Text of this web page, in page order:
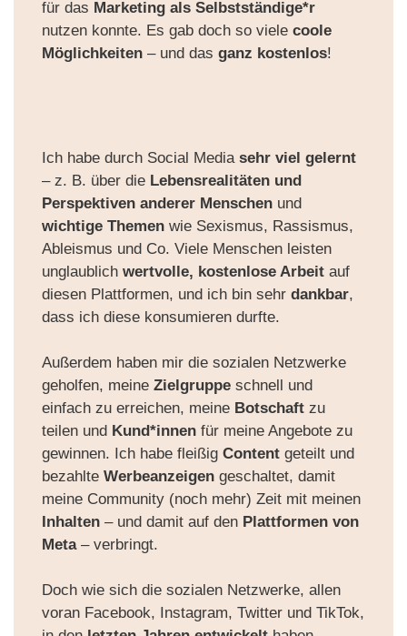
für das Marketing als Selbstständige*r
nutzen konnte. Es gab doch so vielecoole
Möglichkeiten – und dasganz kostenlos!
Ich habe durch Social Mediasehr viel gelernt
– z. B. über die Lebensrealitäten und
Perspektiven anderer Menschen und
wichtige Themen wie Sexismus, Rassismus,
Ableismus und Co. Viele Menschen leisten
unglaublichwertvolle, kostenlose Arbeit auf
diesen Plattformen, und ich bin sehrdankbar,
dass ich diese konsumieren durfte.
Außerdem haben mir diesozialen Netzwerke
geholfen, meineZielgruppe schnell und
einfach zu erreichen, meine Botschaft zu
teilen und Kund*innen für meine Angebote zu
gewinnen. Ich habe fleißigContent geteilt und
bezahlteWerbeanzeigen geschaltet, damit
meine Community (noch mehr) Zeit mit meinen
Inhalten – und damit auf den Plattformen von
Meta– verbringt.
Doch wie sich die sozialen Netzwerke, allen
voran Facebook, Instagram, Twitter und TikTok,